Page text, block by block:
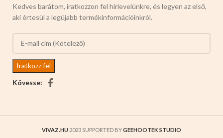
Kedves barátom, iratkozzon fel hírlevelünkre, és legyen az első,
aki értesül a legújabb termékinformációinkról.
Kövesse:
VIVAZ.HU 2023 SUPPORTED BYGEEHOOTEK STUDIO